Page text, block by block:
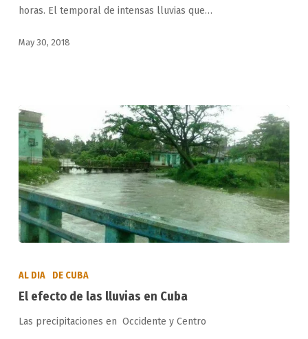
tormenta
horas. El temporal de intensas lluvias que…
May 30, 2018
efecto
las
lluvias
AL DIA DE CUBA
El efecto de las lluvias en Cuba
Las precipitaciones en Occidente y Centro